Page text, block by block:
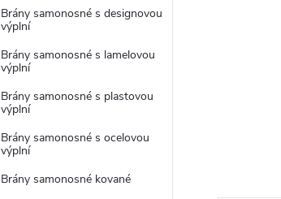
Brány samonosné s designovou
výplní
Brány samonosné s lamelovou
výplní
Brány samonosné s plastovou
výplní
Brány samonosné s ocelovou
výplní
Brány samonosné kované